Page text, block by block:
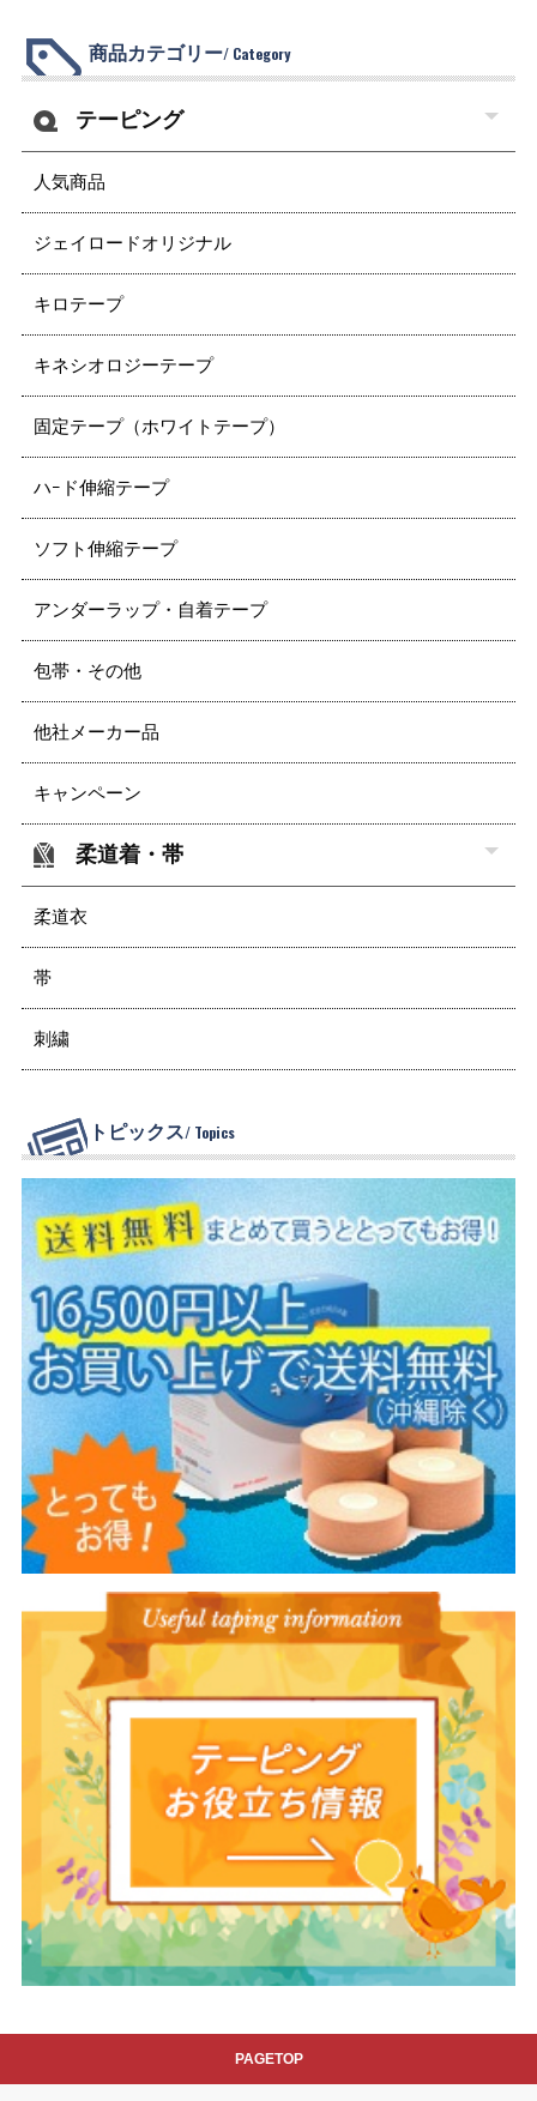
商品カテゴリー/ Category
テーピング
人気商品
ジェイロードオリジナル
キロテープ
キネシオロジーテープ
固定テープ（ホワイトテープ）
ハｰド伸縮テープ
ソフト伸縮テープ
アンダーラップ・自着テープ
包帯・その他
他社メーカー品
キャンペーン
柔道着・帯
柔道衣
帯
刺繍
トピックス/ Topics
PAGETOP